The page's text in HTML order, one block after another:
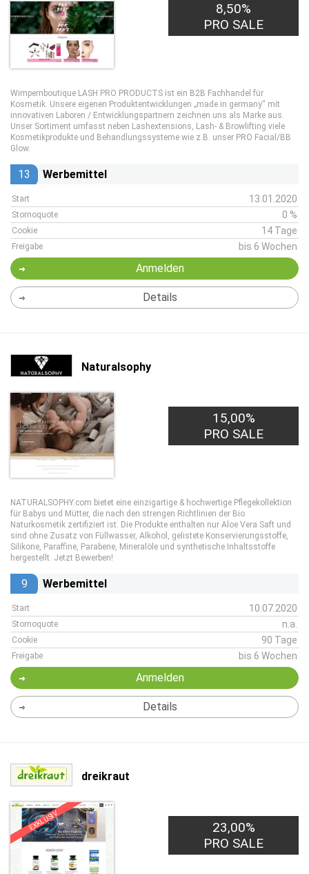
8,50%
PRO SALE
Wimpernboutique LASH PRO PRODUCTS ist ein B2B Fachhandel für
Kosmetik. Unsere eigenen Produktentwicklungen „made in germany“ mit
innovativen Laboren / Entwicklungspartnern zeichnen uns als Marke aus.
Unser Sortiment umfasst neben Lashextensions, Lash- & Browlifting viele
Kosmetikprodukte und Behandlungssysteme wie z.B. unser PRO Facial/BB
Glow.
13 Werbemittel
Start 13.01.2020
Stornoquote 0 %
Cookie 14 Tage
Freigabe bis 6 Wochen
Anmelden
Details
Naturalsophy
15,00%
PRO SALE
NATURALSOPHY.com bietet eine einzigartige & hochwertige Pflegekollektion
für Babys und Mütter, die nach den strengen Richtlinien der Bio
Naturkosmetik zertifiziert ist. Die Produkte enthalten nur Aloe Vera Saft und
sind ohne Zusatz von Füllwasser, Alkohol, gelistete Konservierungsstoffe,
Silikone, Paraffine, Parabene, Mineralöle und synthetische Inhaltsstoffe
hergestellt. Jetzt Bewerben!
9 Werbemittel
Start 10.07.2020
Stornoquote n.a.
Cookie 90 Tage
Freigabe bis 6 Wochen
Anmelden
Details
dreikraut
EXKLUSIV
23,00%
PRO SALE